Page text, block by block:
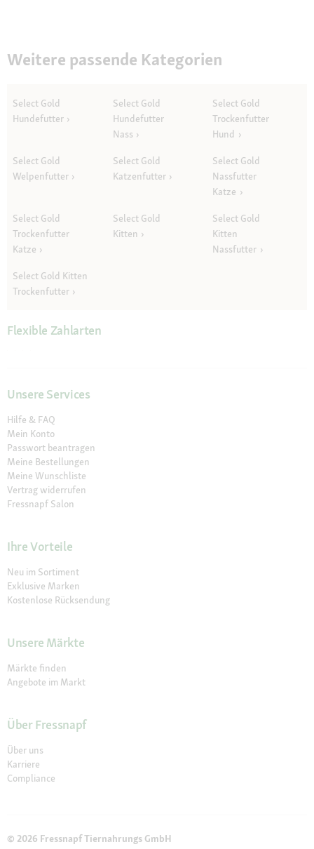
Weitere passende Kategorien
Select Gold
Hundefutter
Select Gold
Hundefutter
Nass
Select Gold
Trockenfutter
Hund
Select Gold
Welpenfutter
Select Gold
Katzenfutter
Select Gold
Nassfutter
Katze
Select Gold
Trockenfutter
Katze
Select Gold
Kitten
Select Gold
Kitten
Nassfutter
Select Gold Kitten
Trockenfutter
Flexible Zahlarten
Unsere Services
Hilfe & FAQ
Mein Konto
Passwort beantragen
Meine Bestellungen
Meine Wunschliste
Vertrag widerrufen
Fressnapf Salon
Ihre Vorteile
Neu im Sortiment
Exklusive Marken
Kostenlose Rücksendung
Unsere Märkte
Märkte finden
Angebote im Markt
Über Fressnapf
Über uns
Karriere
Compliance
© 2026 Fressnapf Tiernahrungs GmbH